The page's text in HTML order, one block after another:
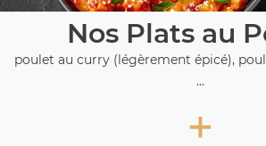
Nos Plats au
poulet au curry (légèrement épicé),
...
+